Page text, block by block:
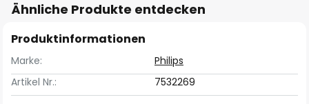
Ähnliche Produkte entdecken
Produktinformationen
Marke:
Philips
Artikel Nr.:
7532269